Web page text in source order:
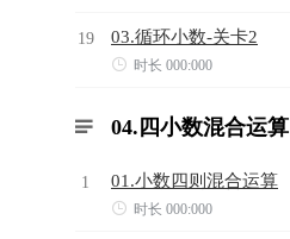
19 03.循环小数-关卡2
 时长 000:000
 04.四小数混合运算
1 01.小数四则混合运算
 时长 000:000